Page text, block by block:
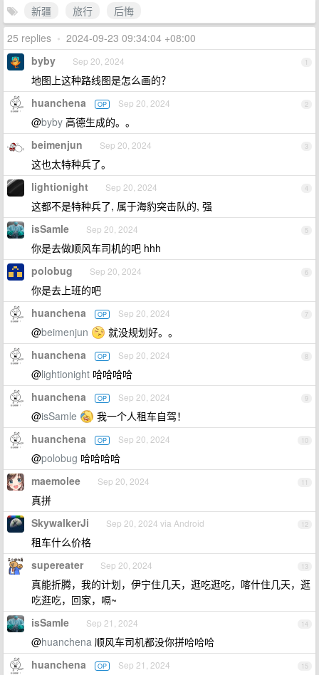
新疆
旅行
后悔
25 replies • 2024-09-23 09:34:04 +08:00
1
byby Sep 20, 2024
地图上这种路线图是怎么画的？
2
huanchena OP Sep 20, 2024
@byby 高德生成的。。
3
beimenjun Sep 20, 2024
这也太特种兵了。
4
lightionight Sep 20, 2024
这都不是特种兵了, 属于海豹突击队的, 强
5
isSamle Sep 20, 2024
你是去做顺风车司机的吧 hhh
6
polobug Sep 20, 2024
你是去上班的吧
7
huanchena OP Sep 20, 2024
@beimenjun 就没规划好。。
8
huanchena OP Sep 20, 2024
@lightionight 哈哈哈哈
9
huanchena OP Sep 20, 2024
@isSamle 我一个人租车自驾！
10
huanchena OP Sep 20, 2024
@polobug 哈哈哈哈
11
maemolee Sep 20, 2024
真拼
12
SkywalkerJi Sep 20, 2024 via Android
租车什么价格
13
supereater Sep 20, 2024
真能折腾，我的计划，伊宁住几天，逛吃逛吃，喀什住几天，逛
吃逛吃，回家，嗝~
14
isSamle Sep 21, 2024
@huanchena 顺风车司机都没你拼哈哈哈
15
huanchena OP Sep 21, 2024